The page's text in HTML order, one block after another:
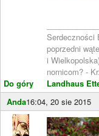
Do góry
Serdeczności
poprzedni
i
nornicom? -
Landhaus
Anda16:04, 20 sie 2015